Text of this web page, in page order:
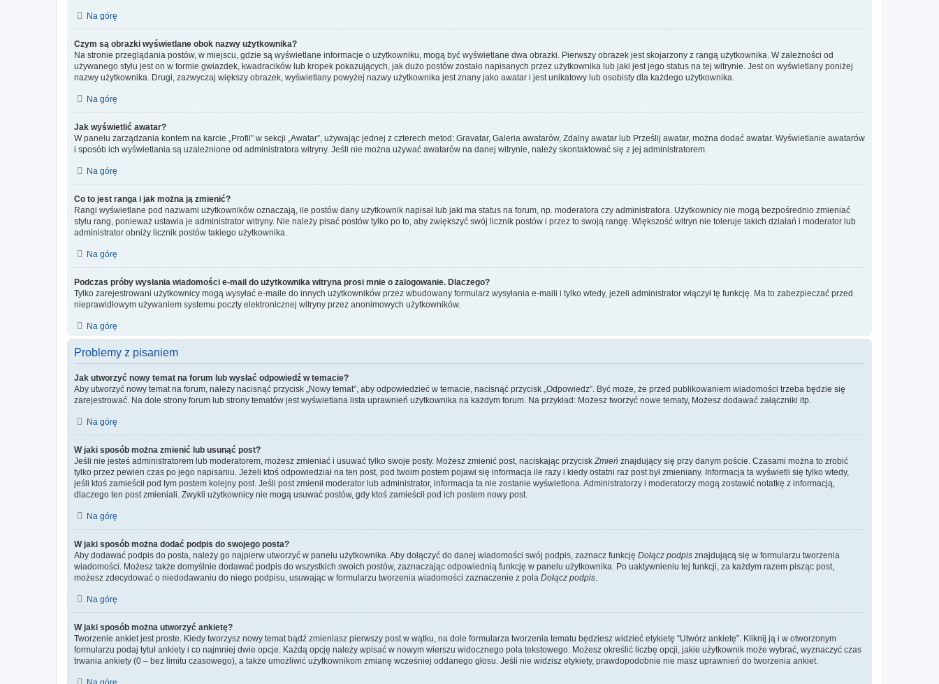
Na górę
Czym są obrazki wyświetlane obok nazwy użytkownika?
Na stronie przeglądania postów, w miejscu, gdzie są wyświetlane informacje o użytkowniku, mogą być wyświetlane dwa obrazki. Pierwszy obrazek jest skojarzony z rangą użytkownika. W zależności od
używanego stylu jest on w formie gwiazdek, kwadracików lub kropek pokazujących, jak dużo postów zostało napisanych przez użytkownika lub jaki jest jego status na tej witrynie. Jest on wyświetlany poniżej
nazwy użytkownika. Drugi, zazwyczaj większy obrazek, wyświetlany powyżej nazwy użytkownika jest znany jako awatar i jest unikatowy lub osobisty dla każdego użytkownika.
Na górę
Jak wyświetlić awatar?
W panelu zarządzania kontem na karcie „Profil” w sekcji „Awatar”, używając jednej z czterech metod: Gravatar, Galeria awatarów, Zdalny awatar lub Prześlij awatar, można dodać awatar. Wyświetlanie awatarów
i sposób ich wyświetlania są uzależnione od administratora witryny. Jeśli nie można używać awatarów na danej witrynie, należy skontaktować się z jej administratorem.
Na górę
Co to jest ranga i jak można ją zmienić?
Rangi wyświetlane pod nazwami użytkowników oznaczają, ile postów dany użytkownik napisał lub jaki ma status na forum, np. moderatora czy administratora. Użytkownicy nie mogą bezpośrednio zmieniać
stylu rang, ponieważ ustawia je administrator witryny. Nie należy pisać postów tylko po to, aby zwiększyć swój licznik postów i przez to swoją rangę. Większość witryn nie toleruje takich działań i moderator lub
administrator obniży licznik postów takiego użytkownika.
Na górę
Podczas próby wysłania wiadomości e-mail do użytkownika witryna prosi mnie o zalogowanie. Dlaczego?
Tylko zarejestrowani użytkownicy mogą wysyłać e-maile do innych użytkowników przez wbudowany formularz wysyłania e-maili i tylko wtedy, jeżeli administrator włączył tę funkcję. Ma to zabezpieczać przed
nieprawidłowym używaniem systemu poczty elektronicznej witryny przez anonimowych użytkowników.
Na górę
Problemy z pisaniem
Jak utworzyć nowy temat na forum lub wysłać odpowiedź w temacie?
Aby utworzyć nowy temat na forum, należy nacisnąć przycisk „Nowy temat”, aby odpowiedzieć w temacie, nacisnąć przycisk „Odpowiedz”. Być może, że przed publikowaniem wiadomości trzeba będzie się
zarejestrować. Na dole strony forum lub strony tematów jest wyświetlana lista uprawnień użytkownika na każdym forum. Na przykład: Możesz tworzyć nowe tematy, Możesz dodawać załączniki itp.
Na górę
W jaki sposób można zmienić lub usunąć post?
Jeśli nie jesteś administratorem lub moderatorem, możesz zmieniać i usuwać tylko swoje posty. Możesz zmienić post, naciskając przycisk Zmień znajdujący się przy danym poście. Czasami można to zrobić
tylko przez pewien czas po jego napisaniu. Jeżeli ktoś odpowiedział na ten post, pod twoim postem pojawi się informacja ile razy i kiedy ostatni raz post był zmieniany. Informacja ta wyświetli się tylko wtedy,
jeśli ktoś zamieścił pod tym postem kolejny post. Jeśli post zmienił moderator lub administrator, informacja ta nie zostanie wyświetlona. Administratorzy i moderatorzy mogą zostawić notatkę z informacją,
dlaczego ten post zmieniali. Zwykli użytkownicy nie mogą usuwać postów, gdy ktoś zamieścił pod ich postem nowy post.
Na górę
W jaki sposób można dodać podpis do swojego posta?
Aby dodawać podpis do posta, należy go najpierw utworzyć w panelu użytkownika. Aby dołączyć do danej wiadomości swój podpis, zaznacz funkcję Dołącz podpis znajdującą się w formularzu tworzenia
wiadomości. Możesz także domyślnie dodawać podpis do wszystkich swoich postów, zaznaczając odpowiednią funkcję w panelu użytkownika. Po uaktywnieniu tej funkcji, za każdym razem pisząc post,
możesz zdecydować o niedodawaniu do niego podpisu, usuwając w formularzu tworzenia wiadomości zaznaczenie z pola Dołącz podpis
Na górę
W jaki sposób można utworzyć ankietę?
Tworzenie ankiet jest proste. Kiedy tworzysz nowy temat bądź zmieniasz pierwszy post w wątku, na dole formularza tworzenia tematu będziesz widzieć etykietę “Utwórz ankietę”. Kliknij ją i w otworzonym
formularzu podaj tytuł ankiety i co najmniej dwie opcje. Każdą opcję należy wpisać w nowym wierszu widocznego pola tekstowego. Możesz określić liczbę opcji, jakie użytkownik może wybrać, wyznaczyć czas
trwania ankiety (0 – bez limitu czasowego), a także umożliwić użytkownikom zmianę wcześniej oddanego głosu. Jeśli nie widzisz etykiety, prawdopodobnie nie masz uprawnień do tworzenia ankiet.